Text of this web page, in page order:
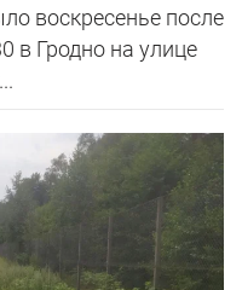
воскресенье после
в Гродно на улице